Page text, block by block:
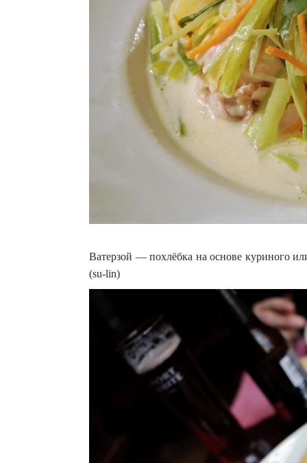
Ватерзой — похлёбка на основе куриного
(su-lin)